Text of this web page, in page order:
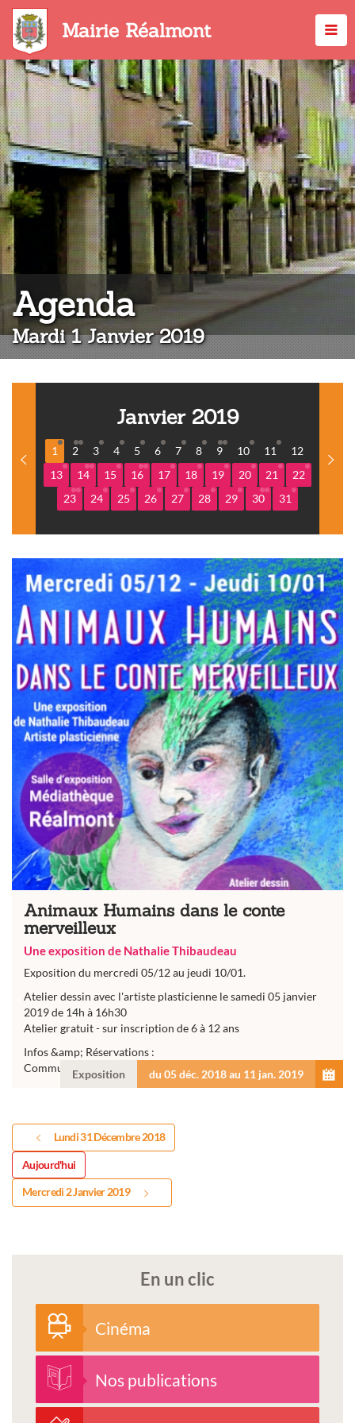
Aller
contenu
principal
Mairie Réalmont
Agenda:
Mardi 1 Janvier 2019
Janvier 2019
1 2 3 4 5 6 7 8 9 10 11
12
13
14 15 16 17 18 19 20 21
22
23
24 25 26 27 28 29 30 31
Animaux Humains dans le conte
merveilleux
Une exposition de Nathalie Thibaudeau
Exposition du mercredi 05/12 au jeudi 10/01.
Atelier dessin avec l'artiste plasticienne le samedi 05 janvier
2019 de 14h à 16h30
Atelier gratuit - sur inscription de 6 à 12 ans
Infos &amp; Réservations :
Communautés de Communes Centre Tarn
Exposition du 05 déc. 2018 au 11 jan. 2019
Lundi 31 Décembre 2018
Aujourd'hui
Mercredi 2 Janvier 2019
En un clic
Cinéma
Nos publications